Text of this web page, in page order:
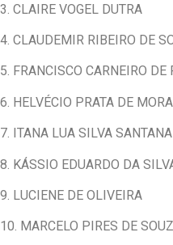
3. CLAIRE VOGEL DUTRA
4. CLAUDEMIR RIBEIRO DE
5. FRANCISCO CARNEIRO DE
6. HELVÉCIO PRATA DE
7. ITANA LUA SILVA SANTANA
8. KÁSSIO EDUARDO DA
9. LUCIENE DE OLIVEIRA
10. MARCELO PIRES DE